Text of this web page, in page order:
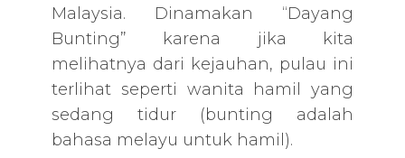
Malaysia. Dinamakan “Dayang
Bunting” karena jika kita
melihatnya dari kejauhan, pulau ini
terlihat seperti wanita hamil yang
sedang tidur (bunting adalah
bahasa melayu untuk hamil).